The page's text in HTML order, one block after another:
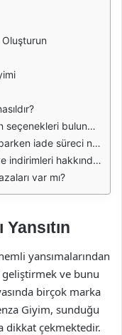
Oluşturun
bulunmaktadır?
süreci nasıl işlemektedir?
nasıl bilgi alabilirim?
var mı?
Yansıtın
yansımalarından
ve bunu
birçok marka
Giyim, sunduğu
dikkat çekmektedir.